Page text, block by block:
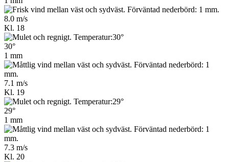
8.0 m/s
Kl. 18
30°
1 mm
7.1 m/s
Kl. 19
29°
1 mm
7.3 m/s
Kl. 20